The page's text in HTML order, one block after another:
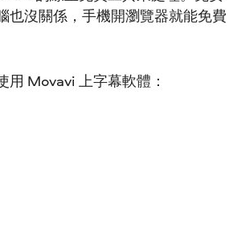
也沒關係，手機開瀏覽器就能免費
用 Movavi 上字幕軟體：